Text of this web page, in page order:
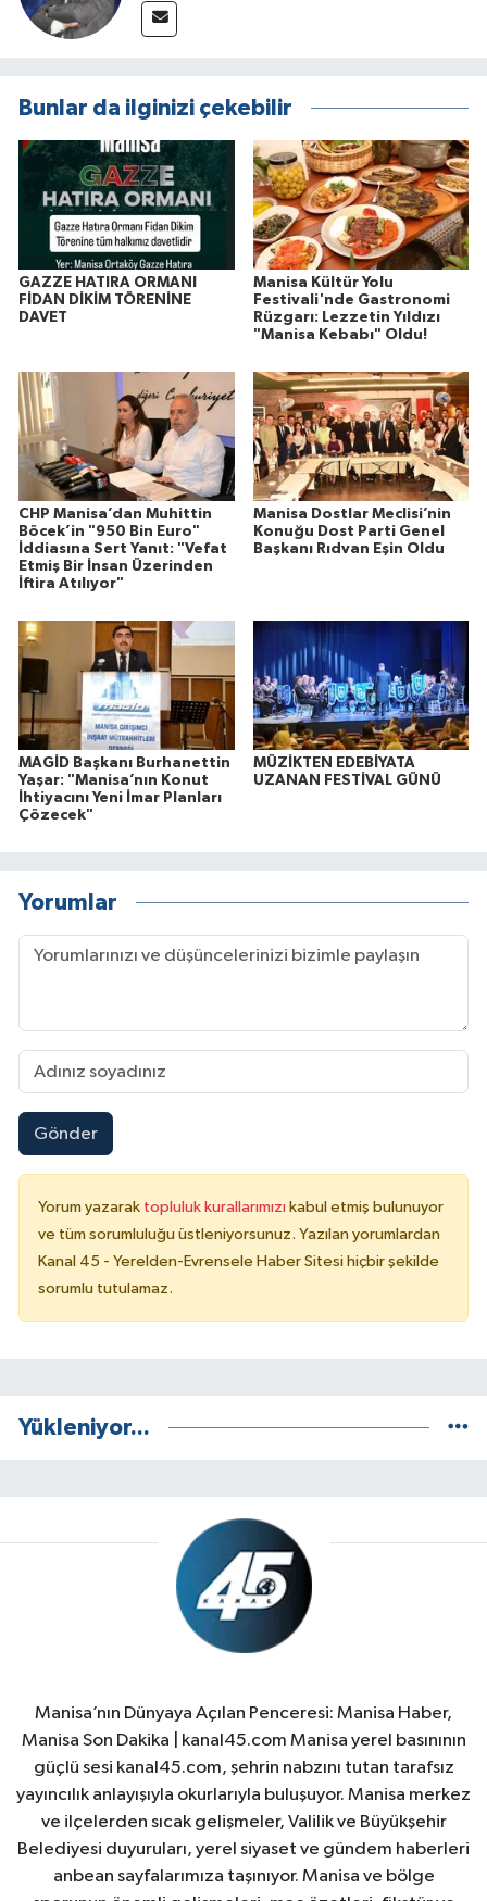
Bunlar da ilginizi çekebilir
GAZZE HATIRA ORMANI
FİDAN DİKİM TÖRENİNE
DAVET
Manisa Kültür Yolu
Festivali'nde Gastronomi
Rüzgarı: Lezzetin Yıldızı
"Manisa Kebabı" Oldu!
CHP Manisa’dan Muhittin
Böcek’in "950 Bin Euro"
İddiasına Sert Yanıt: "Vefat
Etmiş Bir İnsan Üzerinden
İftira Atılıyor"
Manisa Dostlar Meclisi’nin
Konuğu Dost Parti Genel
Başkanı Rıdvan Eşin Oldu
MAGİD Başkanı Burhanettin
Yaşar: "Manisa’nın Konut
İhtiyacını Yeni İmar Planları
Çözecek"
MÜZİKTEN EDEBİYATA
UZANAN FESTİVAL GÜNÜ
Yorumlar
Gönder
Yorum yazarak topluluk kurallarımızı kabul etmiş bulunuyor
ve tüm sorumluluğu üstleniyorsunuz. Yazılan yorumlardan
Kanal 45 - Yerelden-Evrensele Haber Sitesi hiçbir şekilde
sorumlu tutulamaz.
Yükleniyor...
Manisa’nın Dünyaya Açılan Penceresi: Manisa Haber,
Manisa Son Dakika | kanal45.com Manisa yerel basınının
güçlü sesi kanal45.com, şehrin nabzını tutan tarafsız
yayıncılık anlayışıyla okurlarıyla buluşuyor. Manisa merkez
ve ilçelerden sıcak gelişmeler, Valilik ve Büyükşehir
Belediyesi duyuruları, yerel siyaset ve gündem haberleri
anbean sayfalarımıza taşınıyor. Manisa ve bölge